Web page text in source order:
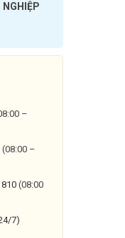
NGHIỆP
–
(08:00 –
(08:00
7)